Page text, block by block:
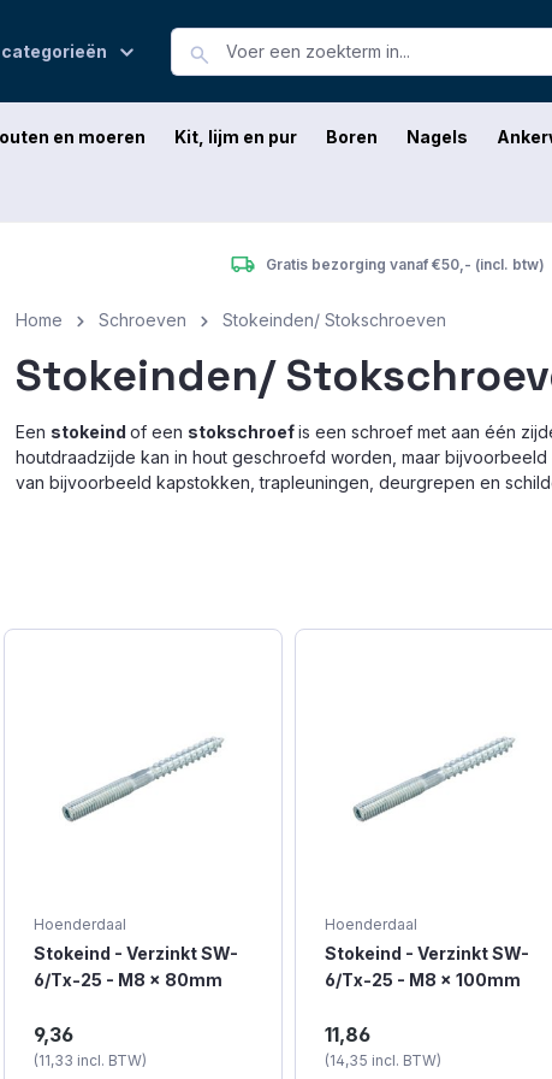
en moeren Kit, lijm en pur Boren Nagels
Gratis bezorging vanaf €50,- (incl. btw)
Home Schroeven Stokeinden/ Stokschroeven
Stokeinden/
Een stokeind of een stokschroefis een schroef met aan één
houtdraadzijde kan in hout geschroefd worden, maar
van bijvoorbeeld kapstokken, trapleuningen, deurgrepen en
Hoenderdaal
Stokeind - Verzinkt SW-
6/Tx-25 - M8 x 80mm
Een stokeind kan in hout of
i.c.m. met een plug in de
muur worden geschroefd
9,36
(11,33 incl. BTW)
Hoenderdaal
Stokeind - Verzinkt SW-
6/Tx-25 - M8 x 100mm
Een stokeind kan in hout of
i.c.m. met een plug in de
muur worden geschroefd
11,86
(14,35 incl. BTW)